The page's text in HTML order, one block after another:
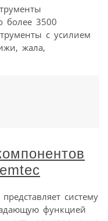
более 3500
с усилием
жала,
систему
функцией